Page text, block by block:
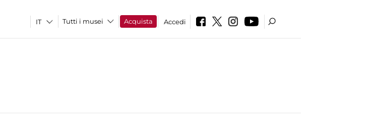
Tutti i musei Acquista Accedi